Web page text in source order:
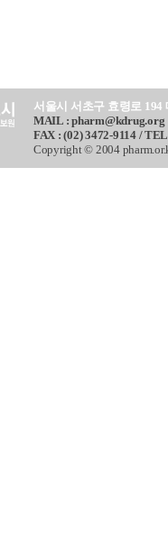
서울시 서초구 효령로
MAIL : pharm@kdrug.org
FAX : (02) 3472-9114 /
Copyright © 2004